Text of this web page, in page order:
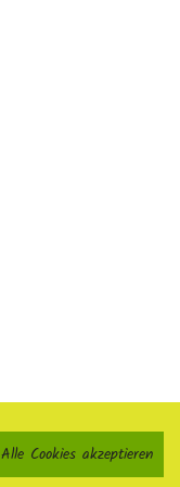
Facebook
Alle Cookies akzeptieren